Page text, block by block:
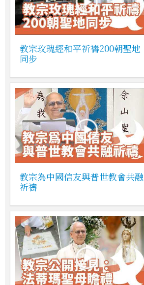
教宗玫瑰經和平祈禱200朝聖地
同步
教宗為中國信友與普世教會共融
祈禱